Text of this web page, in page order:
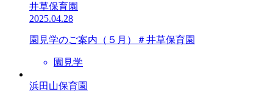
井草保育園
2025.04.28
園見学のご案内（５月）＃井草保育園
園見学
浜田山保育園